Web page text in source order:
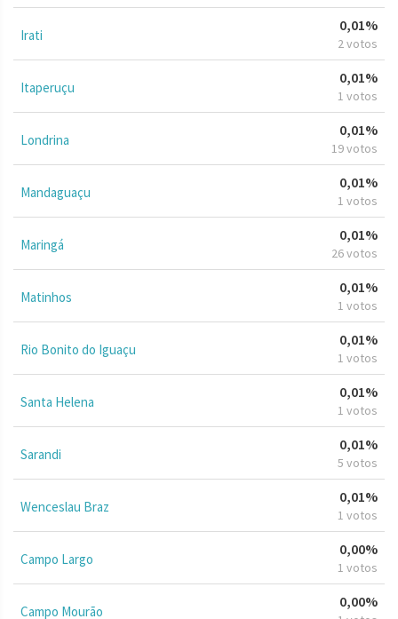
Irati
0,01%
2 votos
Itaperuçu
0,01%
1 votos
Londrina
0,01%
19 votos
Mandaguaçu
0,01%
1 votos
Maringá
0,01%
26 votos
Matinhos
0,01%
1 votos
Rio Bonito do Iguaçu
0,01%
1 votos
Santa Helena
0,01%
1 votos
Sarandi
0,01%
5 votos
Wenceslau Braz
0,01%
1 votos
Campo Largo
0,00%
1 votos
Campo Mourão
0,00%